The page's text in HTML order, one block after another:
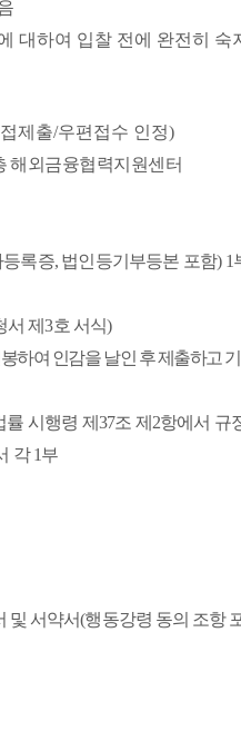
대하여 입찰 전에 완전히 숙
제출/우편접수 인정)
해외금융협력지원센터
록증, 법인등기부등본 포함) 1
서 제3호 서식)
하여 인감을 날인 후 제출하고
시행령 제 37조 제 2항에서 규
각1부
및 서약서(행동강령 동의 조항